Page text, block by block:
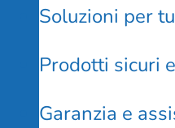
Soluzioni per
Prodotti sicuri
Garanzia e